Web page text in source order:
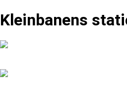
Kleinbanens